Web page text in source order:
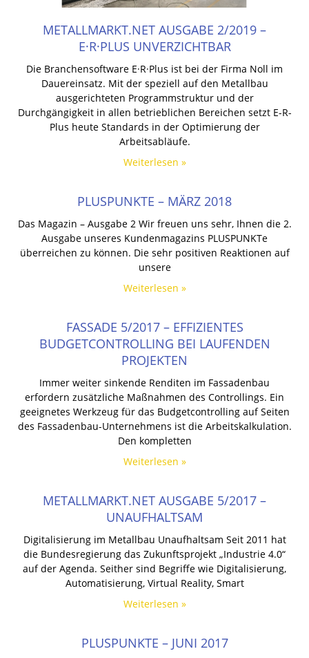
METALLMARKT.NET AUSGABE 2/2019 –
E·R·PLUS UNVERZICHTBAR
Die Branchensoftware E·R·Plus ist bei der Firma Noll im
Dauereinsatz. Mit der speziell auf den Metallbau
ausgerichteten Programmstruktur und der
Durchgängigkeit in allen betrieblichen Bereichen setzt E-R-
Plus heute Standards in der Optimierung der
Arbeitsabläufe.
Weiterlesen »
PLUSPUNKTE – MÄRZ 2018
Das Magazin – Ausgabe 2 Wir freuen uns sehr, Ihnen die 2.
Ausgabe unseres Kundenmagazins PLUSPUNKTe
überreichen zu können. Die sehr positiven Reaktionen auf
unsere
Weiterlesen »
FASSADE 5/2017 – EFFIZIENTES
BUDGETCONTROLLING BEI LAUFENDEN
PROJEKTEN
Immer weiter sinkende Renditen im Fassadenbau
erfordern zusätzliche Maßnahmen des Controllings. Ein
geeignetes Werkzeug für das Budgetcontrolling auf Seiten
des Fassadenbau-Unternehmens ist die Arbeitskalkulation.
Den kompletten
Weiterlesen »
METALLMARKT.NET AUSGABE 5/2017 –
UNAUFHALTSAM
Digitalisierung im Metallbau Unaufhaltsam Seit 2011 hat
die Bundesregierung das Zukunftsprojekt „Industrie 4.0“
auf der Agenda. Seither sind Begriffe wie Digitalisierung,
Automatisierung, Virtual Reality, Smart
Weiterlesen »
PLUSPUNKTE – JUNI 2017